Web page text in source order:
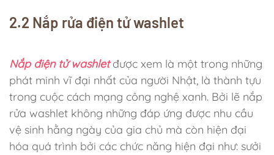
2.2 Nắp rửa điện tử washlet
Nắp điện tử washletđược xem là một trong những
phát minh vĩ đại nhất của người Nhật, là thành tựu
trong cuộc cách mạng công nghệ xanh. Bởi lẽ nắp
rửa washlet không những đáp ứng được nhu cầu
vệ sinh hằng ngày của gia chủ mà còn hiện đại
hóa quá trình bởi các chức năng hiện đại như: sưởi